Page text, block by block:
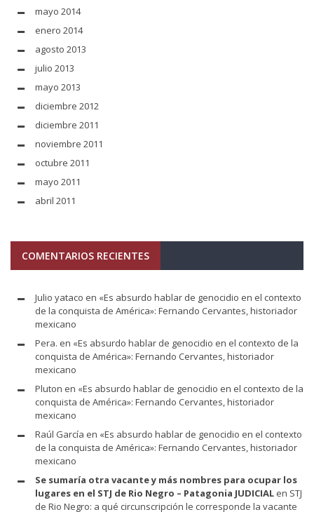
mayo 2014
enero 2014
agosto 2013
julio 2013
mayo 2013
diciembre 2012
diciembre 2011
noviembre 2011
octubre 2011
mayo 2011
abril 2011
COMENTARIOS RECIENTES
Julio yataco en «Es absurdo hablar de genocidio en el contexto
de la conquista de América»: Fernando Cervantes, historiador
mexicano
Pera. en «Es absurdo hablar de genocidio en el contexto de la
conquista de América»: Fernando Cervantes, historiador
mexicano
Pluton en «Es absurdo hablar de genocidio en el contexto de la
conquista de América»: Fernando Cervantes, historiador
mexicano
Raúl García en «Es absurdo hablar de genocidio en el contexto
de la conquista de América»: Fernando Cervantes, historiador
mexicano
Se sumaría otra vacante y más nombres para ocupar los
lugares en el STJ de Rio Negro – Patagonia JUDICIAL en STJ
de Rio Negro: a qué circunscripción le corresponde la vacante